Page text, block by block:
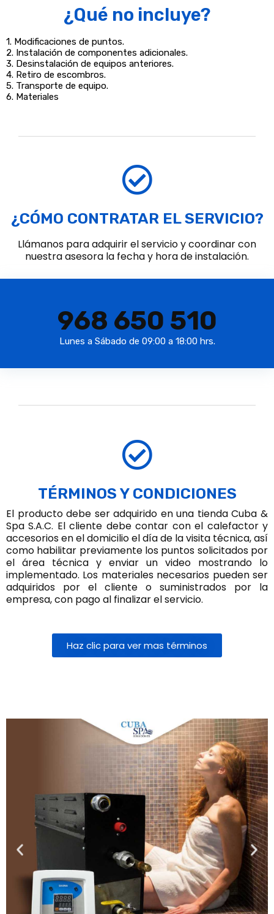
¿Qué no incluye?
1. Modificaciones de puntos.
2. Instalación de componentes adicionales.
3. Desinstalación de equipos anteriores.
4. Retiro de escombros.
5. Transporte de equipo.
6. Materiales
¿CÓMO CONTRATAR EL SERVICIO?
Llámanos para adquirir el servicio y coordinar con
nuestra asesora la fecha y hora de instalación.
968 650 510
Lunes a Sábado de 09:00 a 18:00 hrs.
TÉRMINOS Y CONDICIONES
El producto debe ser adquirido en una tienda Cuba &
Spa S.A.C. El cliente debe contar con el calefactor y
accesorios en el domicilio el día de la visita técnica, así
como habilitar previamente los puntos solicitados por
el área técnica y enviar un video mostrando lo
implementado. Los materiales necesarios pueden ser
adquiridos por el cliente o suministrados por la
empresa, con pago al finalizar el servicio.
Haz clic para ver mas términos